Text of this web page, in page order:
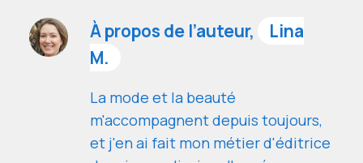
À propos de l’auteur,
Lina
M.
La mode et la beauté
m'accompagnent depuis toujours,
et j'en ai fait mon métier d'éditrice